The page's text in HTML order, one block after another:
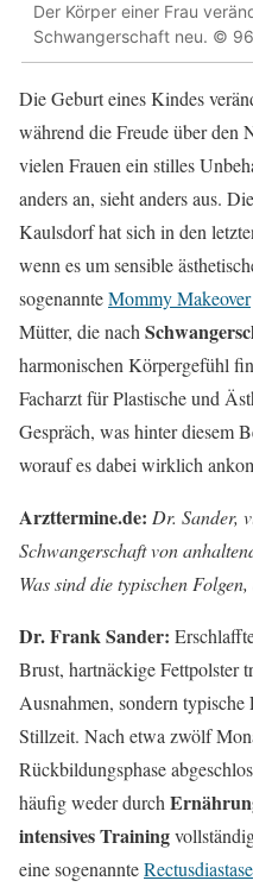
Der Körper einer Frau
Schwangerschaft neu. ©
Die Geburt eines Kindes
während die Freude über den
vielen Frauen ein stilles
anders an, sieht anders aus.
Kaulsdorf hat sich in den
wenn es um sensible
sogenannteMommy Makeover
Mütter, die nach
harmonischen Körpergefühl
Facharzt für Plastische und
Gespräch, was hinter diesem
worauf es dabei wirklich
Arzttermine.de: Dr. Sander,
Schwangerschaft von
Was sind die typischen
Dr. Frank Sander:
Brust, hartnäckige Fettpolster
Ausnahmen, sondern
Stillzeit. Nach etwa zwölf
Rückbildungsphase
häufig weder durch
intensives Training
eine sogenannteRectusdiastase